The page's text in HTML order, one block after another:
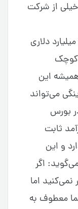
بحران سال ۲۰۰۸ که خیلی از شرکت
دلاری
کوچک
این
می‌تواند
بورس
ثابت
و این
اگر
اما
معطوف به